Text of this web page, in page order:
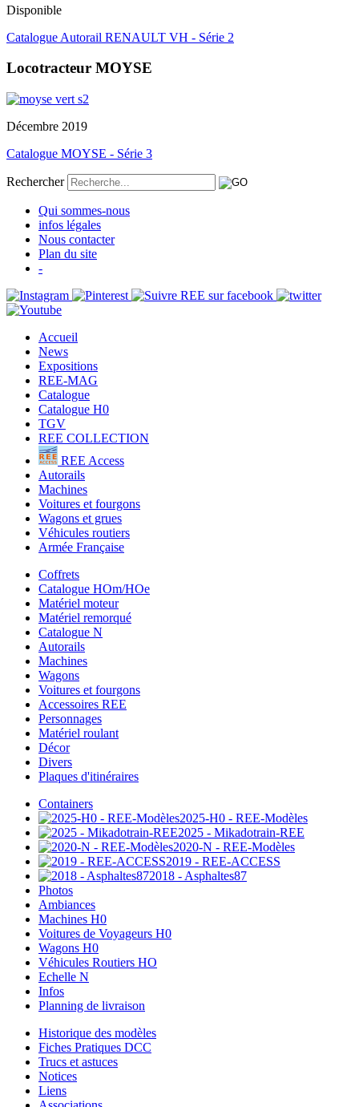
Disponible
Catalogue Autorail RENAULT VH - Série 2
Locotracteur MOYSE
Décembre 2019
Catalogue MOYSE - Série 3
Rechercher
Qui sommes-nous
infos légales
Nous contacter
Plan du site
-
Accueil
News
Expositions
REE-MAG
Catalogue
Catalogue H0
TGV
REE COLLECTION
REE Access
Autorails
Machines
Voitures et fourgons
Wagons et grues
Véhicules routiers
Armée Française
Coffrets
Catalogue HOm/HOe
Matériel moteur
Matériel remorqué
Catalogue N
Autorails
Machines
Wagons
Voitures et fourgons
Accessoires REE
Personnages
Matériel roulant
Décor
Divers
Plaques d'itinéraires
Containers
2025-H0 - REE-Modèles
2025 - Mikadotrain-REE
2020-N - REE-Modèles
2019 - REE-ACCESS
2018 - Asphaltes87
Photos
Ambiances
Machines H0
Voitures de Voyageurs H0
Wagons H0
Véhicules Routiers HO
Echelle N
Infos
Planning de livraison
Historique des modèles
Fiches Pratiques DCC
Trucs et astuces
Notices
Liens